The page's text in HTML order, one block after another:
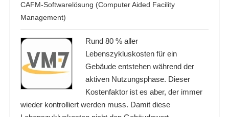
CAFM-Softwarelösung (Computer Aided Facility
Management)
Rund 80 % aller
Lebenszykluskosten für ein
Gebäude entstehen während der
aktiven Nutzungsphase. Dieser
Kostenfaktor ist es aber, der immer
wieder kontrolliert werden muss. Damit diese